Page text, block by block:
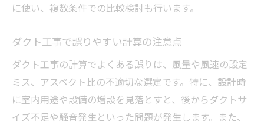
に使い、複数条件での比較検討も行います。
ダクト工事で誤りやすい計算の注意点
ダクト工事の計算でよくある誤りは、風量や風速の設定
ミス、アスペクト比の不適切な選定です。特に、設計時
に室内用途や設備の増設を見落とすと、後からダクトサ
イズ不足や騒音発生といった問題が発生します。また、